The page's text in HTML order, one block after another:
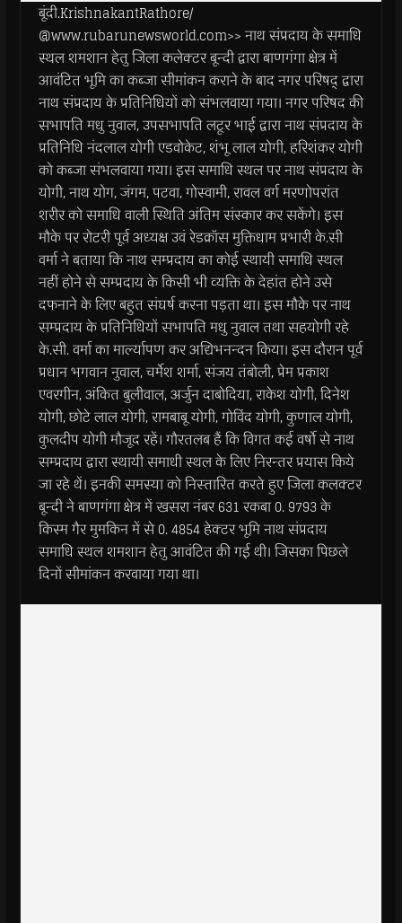
बूंदी.KrishnakantRathore/
@www.rubarunewsworld.com>> नाथ संप्रदाय के समाधि
स्थल शमशान हेतु जिला कलेक्टर बून्दी द्वारा बाणगंगा क्षेत्र में
आवंटित भूमि का कब्जा सीमांकन कराने के बाद नगर परिषद् द्वारा
नाथ संप्रदाय के प्रतिनिधियों को संभलवाया गया। नगर परिषद की
सभापति मधु नुवाल, उपसभापति लटूर भाई द्वारा नाथ संप्रदाय के
प्रतिनिधि नंदलाल योगी एडवोकेट, शंभू लाल योगी, हरिशंकर योगी
को कब्जा संभलवाया गया। इस समाधि स्थल पर नाथ संप्रदाय के
योगी, नाथ योग, जंगम, पटवा, गोस्वामी, रावल वर्ग मरणोपरांत
शरीर को समाधि वाली स्थिति अंतिम संस्कार कर सकेंगे। इस
मौके पर रोटरी पूर्व अध्यक्ष उवं रेडक्रॉस मुक्तिधाम प्रभारी के.सी
वर्मा ने बताया कि नाथ सम्प्रदाय का कोई स्थायी समाधि स्थल
नहीं होने से सम्प्रदाय के किसी भी व्यक्ति के देहांत होने उसे
दफनाने के लिए बहुत संघर्ष करना पड़ता था। इस मौके पर नाथ
सम्प्रदाय के प्रतिनिधियों सभापति मधु नुवाल तथा सहयोगी रहे
के.सी. वर्मा का मार्ल्यापण कर अद्यिभनन्दन किया। इस दौरान पूर्व
प्रधान भगवान नुवाल, चर्मेश शर्मा, संजय तंबोली, प्रेम प्रकाश
एवरगीन, अंकित बुलीवाल, अर्जुन दाबोदिया, राकेश योगी, दिनेश
योगी, छोटे लाल योगी, रामबाबू योगी, गोविंद योगी, कुणाल योगी,
कुलदीप योगी मौजूद रहें। गौरतलब हैं कि विगत कई वर्षो से नाथ
सम्प्रदाय द्वारा स्थायी समाधी स्थल के लिए निरन्तर प्रयास किये
जा रहे थें। इनकी समस्या को निस्तारित करते हुए जिला कलक्टर
बून्दी ने बाणगंगा क्षेत्र में खसरा नंबर 631 रकबा 0. 9793 के
किस्म गैर मुमकिन में से 0. 4854 हेक्टर भूमि नाथ संप्रदाय
समाधि स्थल शमशान हेतु आवंटित की गई थी। जिसका पिछले
दिनों सीमांकन करवाया गया था।